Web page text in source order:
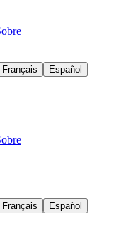
Français
Español
Français
Español